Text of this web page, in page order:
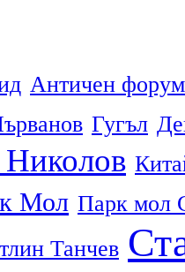
Античен форум
Гугъл
Мол Парк мол
Танчев